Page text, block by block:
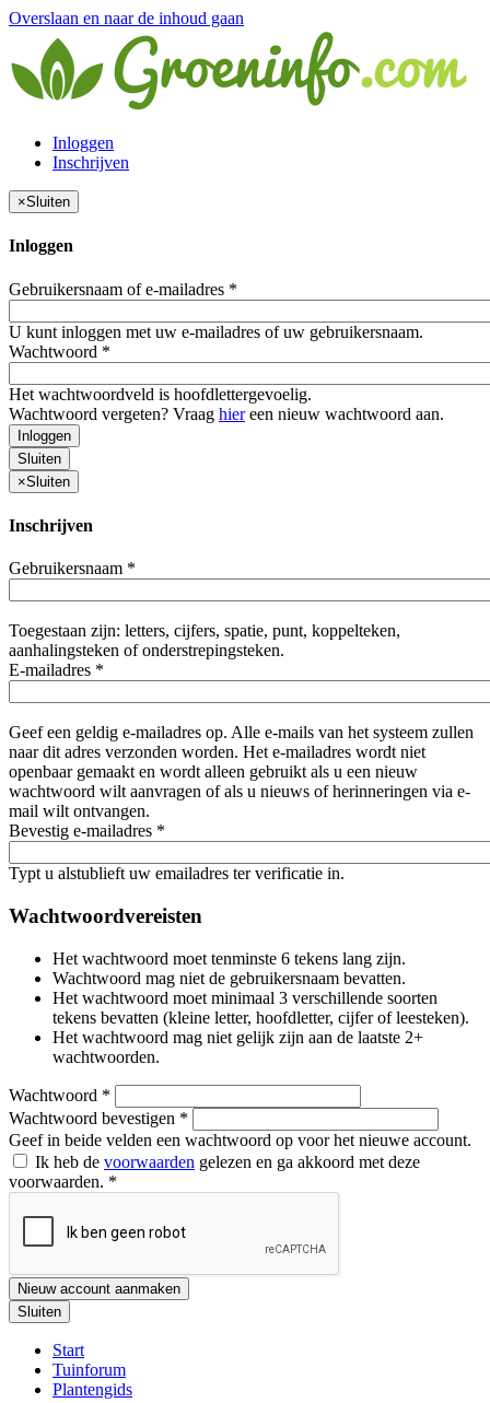
Overslaan en naar de inhoud gaan
Inloggen
Inschrijven
×Sluiten
Inloggen
Gebruikersnaam of e-mailadres *
U kunt inloggen met uw e-mailadres of uw gebruikersnaam.
Wachtwoord *
Het wachtwoordveld is hoofdlettergevoelig.
Wachtwoord vergeten? Vraag hiereen nieuw wachtwoord aan.
Inloggen
Sluiten
×Sluiten
Inschrijven
Gebruikersnaam *
Toegestaan zijn: letters, cijfers, spatie, punt, koppelteken,
aanhalingsteken of onderstrepingsteken.
E-mailadres *
Geef een geldig e-mailadres op. Alle e-mails van het systeem zullen
naar dit adres verzonden worden. Het e-mailadres wordt niet
openbaar gemaakt en wordt alleen gebruikt als u een nieuw
wachtwoord wilt aanvragen of als u nieuws of herinneringen via e-
mail wilt ontvangen.
Bevestig e-mailadres *
Typt u alstublieft uw emailadres ter verificatie in.
Wachtwoordvereisten
Het wachtwoord moet tenminste 6 tekens lang zijn.
Wachtwoord mag niet de gebruikersnaam bevatten.
Het wachtwoord moet minimaal 3 verschillende soorten
tekens bevatten (kleine letter, hoofdletter, cijfer of leesteken).
Het wachtwoord mag niet gelijk zijn aan de laatste 2+
wachtwoorden.
Wachtwoord *
Wachtwoord bevestigen *
Geef in beide velden een wachtwoord op voor het nieuwe account.
Ik heb de voorwaarden gelezen en ga akkoord met deze
voorwaarden. *
Nieuw account aanmaken
Sluiten
Start
Tuinforum
Plantengids